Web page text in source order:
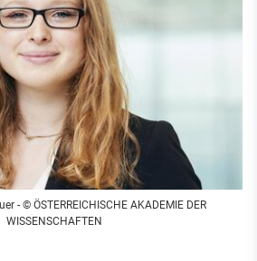
- © ÖSTERREICHISCHE AKADEMIE DER
WISSENSCHAFTEN